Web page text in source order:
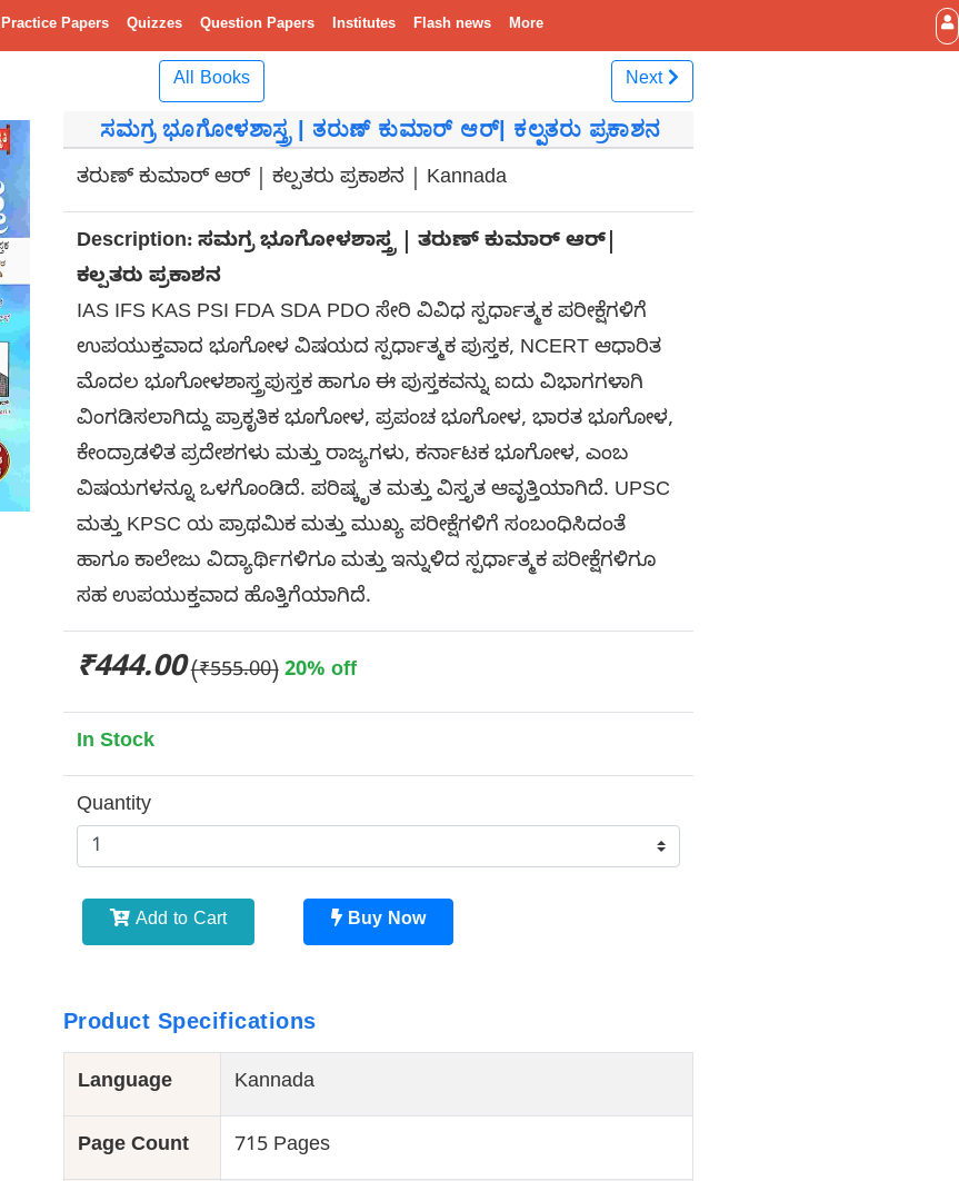
Practice Papers Quizzes Question Papers Institutes Flash news More
All Books
Next
ಸಮಗ್ರ ಭೂಗೋಳಶಾಸ್ತ್ರ | ತರುಣ್ ಕುಮಾರ್ ಆರ್| ಕಲ್ಪತರು ಪ್ರಕಾಶನ
ತರುಣ್ ಕುಮಾರ್ ಆರ್ | ಕಲ್ಪತರು ಪ್ರಕಾಶನ | Kannada
Description: ಸಮಗ್ರ ಭೂಗೋಳಶಾಸ್ತ್ರ | ತರುಣ್ ಕುಮಾರ್ ಆರ್|
ಕಲ್ಪತರು ಪ್ರಕಾಶನ
IAS IFS KAS PSI FDA SDA PDO ಸೇರಿ ವಿವಿಧ ಸ್ಪರ್ಧಾತ್ಮಕ ಪರೀಕ್ಷೆಗಳಿಗೆ
ಉಪಯುಕ್ತವಾದ ಭೂಗೋಳ ವಿಷಯದ ಸ್ಪರ್ಧಾತ್ಮಕ ಪುಸ್ತಕ, NCERT ಆಧಾರಿತ
ಮೊದಲ ಭೂಗೋಳಶಾಸ್ತ್ರಪುಸ್ತಕ ಹಾಗೂ ಈ ಪುಸ್ತಕವನ್ನು ಐದು ವಿಭಾಗಗಳಾಗಿ
ವಿಂಗಡಿಸಲಾಗಿದ್ದು ಪ್ರಾಕೃತಿಕ ಭೂಗೋಳ, ಪ್ರಪಂಚ ಭೂಗೋಳ, ಭಾರತ ಭೂಗೋಳ,
ಕೇಂದ್ರಾಡಳಿತ ಪ್ರದೇಶಗಳು ಮತ್ತು ರಾಜ್ಯಗಳು, ಕರ್ನಾಟಕ ಭೂಗೋಳ, ಎಂಬ
ವಿಷಯಗಳನ್ನೂ ಒಳಗೊಂಡಿದೆ. ಪರಿಷ್ಕೃತ ಮತ್ತು ವಿಸ್ತೃತ ಆವೃತ್ತಿಯಾಗಿದೆ. UPSC
ಮತ್ತು KPSC ಯ ಪ್ರಾಥಮಿಕ ಮತ್ತು ಮುಖ್ಯ ಪರೀಕ್ಷೆಗಳಿಗೆ ಸಂಬಂಧಿಸಿದಂತೆ
ಹಾಗೂ ಕಾಲೇಜು ವಿದ್ಯಾರ್ಥಿಗಳಿಗೂ ಮತ್ತು ಇನ್ನುಳಿದ ಸ್ಪರ್ಧಾತ್ಮಕ ಪರೀಕ್ಷೆಗಳಿಗೂ
ಸಹ ಉಪಯುಕ್ತವಾದ ಹೊತ್ತಿಗೆಯಾಗಿದೆ.
₹444.00 (₹555.00) 20% off
In Stock
Quantity
Add to Cart Buy Now
Product Specifications
Language Kannada
Page Count 715 Pages